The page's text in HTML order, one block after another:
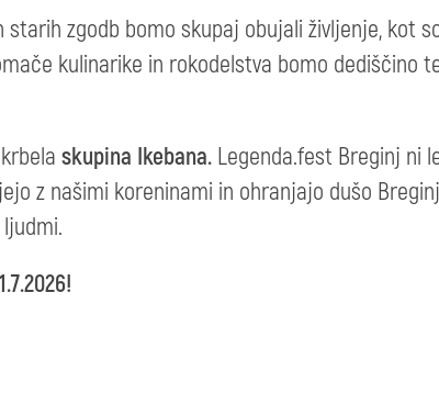
zgodb bomo skupaj obujali življenje, kot
kulinarike in rokodelstva bomo dediščino
skupina Ikebana. Legenda.fest Breginj ni
z našimi koreninami in ohranjajo dušo